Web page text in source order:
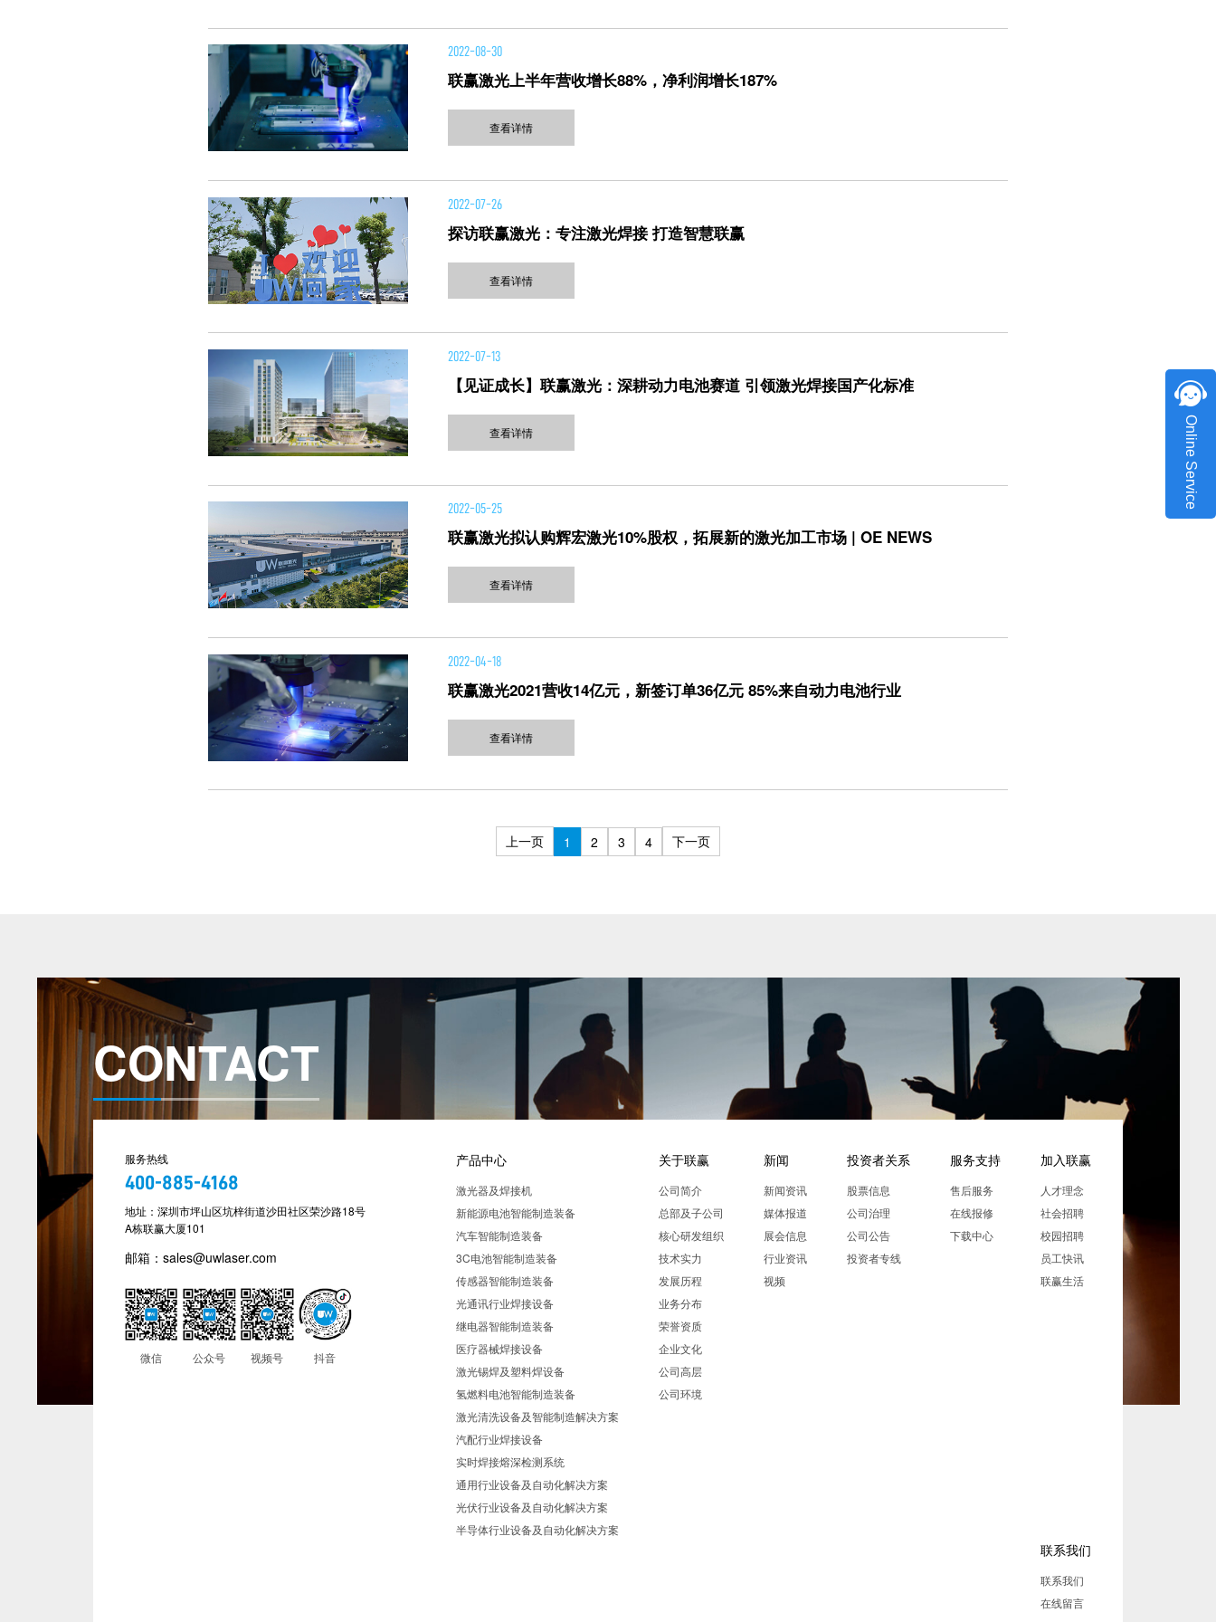
2022-08-30
联赢激光上半年营收增长88%，净利润增长187%
查看详情
2022-07-26
探访联赢激光：专注激光焊接 打造智慧联赢
查看详情
2022-07-13
【见证成长】联赢激光：深耕动力电池赛道 引领激光焊接国产化标准
查看详情
2022-05-25
联赢激光拟认购辉宏激光10%股权，拓展新的激光加工市场 | OE NEWS
查看详情
2022-04-18
联赢激光2021营收14亿元，新签订单36亿元 85%来自动力电池行业
查看详情
上一页 1 2 3 4 下一页
CONTACT
服务热线
400-885-4168
地址：深圳市坪山区坑梓街道沙田社区荣沙路18号
A栋联赢大厦101
邮箱：sales@uwlaser.com
微信 公众号 视频号 抖音
产品中心
激光器及焊接机
新能源电池智能制造装备
汽车智能制造装备
3C电池智能制造装备
传感器智能制造装备
光通讯行业焊接设备
继电器智能制造装备
医疗器械焊接设备
激光锡焊及塑料焊设备
氢燃料电池智能制造装备
激光清洗设备及智能制造解决方案
汽配行业焊接设备
实时焊接熔深检测系统
通用行业设备及自动化解决方案
光伏行业设备及自动化解决方案
半导体行业设备及自动化解决方案
关于联赢
公司简介
总部及子公司
核心研发组织
技术实力
发展历程
业务分布
荣誉资质
企业文化
公司高层
公司环境
新闻
新闻资讯
媒体报道
展会信息
行业资讯
视频
投资者关系
股票信息
公司治理
公司公告
投资者专线
服务支持
售后服务
在线报修
下载中心
加入联赢
人才理念
社会招聘
校园招聘
员工快讯
联赢生活
联系我们
联系我们
在线留言
Online Service